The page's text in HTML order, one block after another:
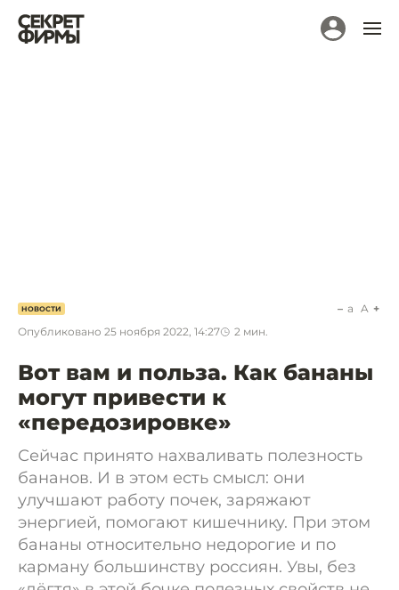
НОВОСТИ
Опубликовано 25 ноября 2022, 14:27 2 мин.
a A
Вот вам и польза. Как бананы
могут привести к
«передозировке»
Сейчас принято нахваливать полезность
бананов. И в этом есть смысл: они
улучшают работу почек, заряжают
энергией, помогают кишечнику. При этом
бананы относительно недорогие и по
карману большинству россиян. Увы, без